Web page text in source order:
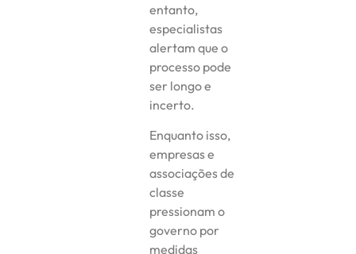
entanto,
especialistas
alertam que o
processo pode
ser longo e
incerto.
Enquanto isso,
empresas e
associações de
classe
pressionam o
governo por
medidas